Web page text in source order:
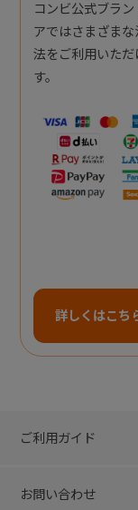
コンビ公式ブラン
アではさまざまな
法をご利用いただ
す。
詳しくはこち
ご利用ガイド
お問い合わせ